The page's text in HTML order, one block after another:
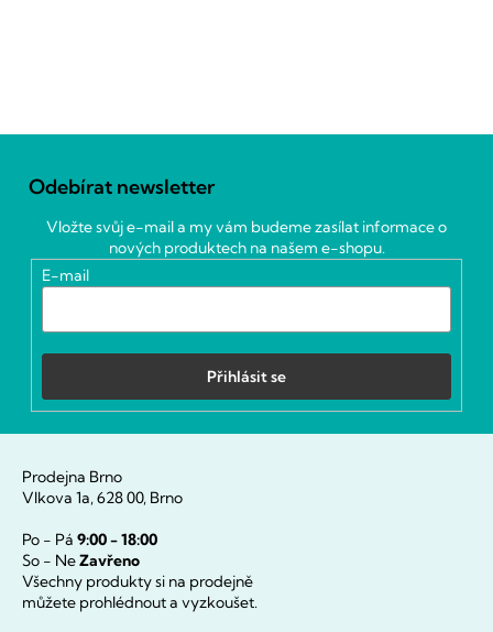
Odebírat newsletter
Vložte svůj e-mail a my vám budeme zasílat informace o
nových produktech na našem e-shopu.
E-mail
Přihlásit se
Prodejna Brno
Vlkova 1a, 628 00, Brno
Po - Pá 9:00 - 18:00
So - NeZavřeno
Všechny produkty si na prodejně
můžete prohlédnout a vyzkoušet.